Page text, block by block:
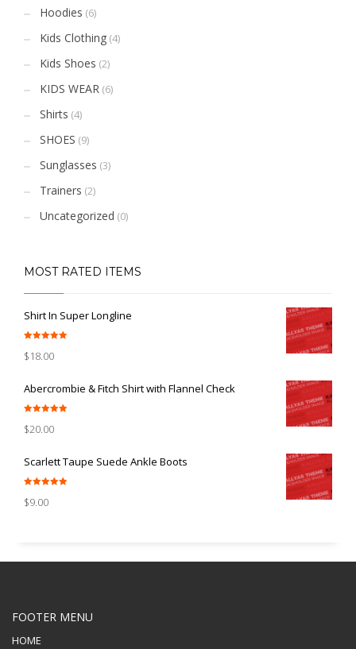
Hoodies (6)
Kids Clothing (4)
Kids Shoes (2)
KIDS WEAR (6)
Shirts (4)
SHOES (9)
Sunglasses (3)
Trainers (2)
Uncategorized (0)
MOST RATED ITEMS
Shirt In Super Longline
out of 5
$18.00
Abercrombie & Fitch Shirt with Flannel Check
out of 5
$20.00
Scarlett Taupe Suede Ankle Boots
out of 5
$9.00
FOOTER MENU
HOME